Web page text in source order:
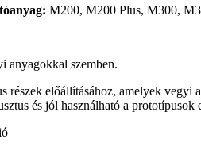
M200, M200 Plus, M300,
anyagokkal szemben.
részek előállításához, amelyek
és jól használható a prototípusok